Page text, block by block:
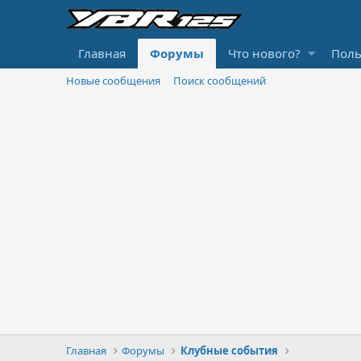
Главная Форумы Что нового?
Новые сообщения Поиск сообщений
Главная Форумы Клубные события